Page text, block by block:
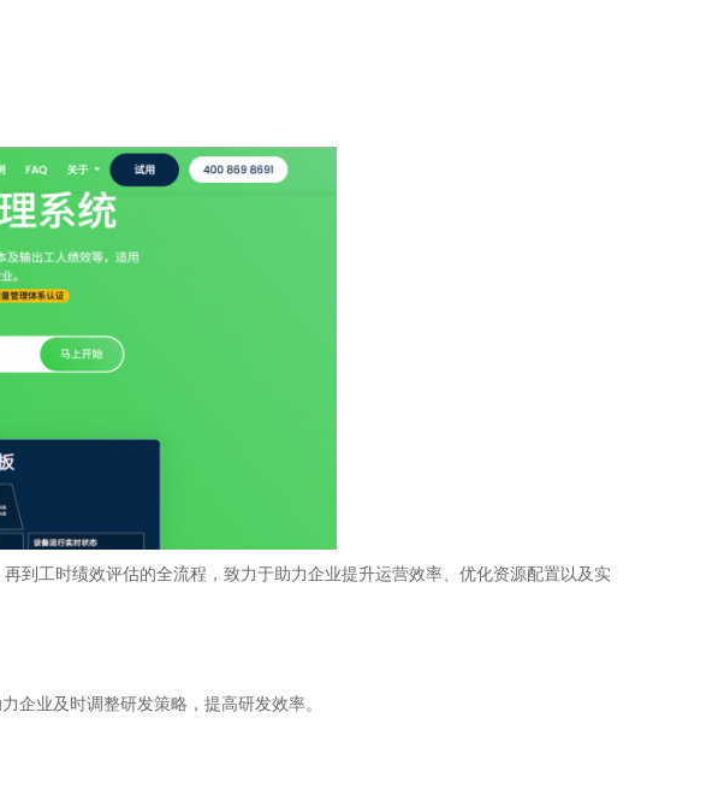
到工时绩效评估的全流程，致力于助力企业提升运营效率、优化资源配置以及实
企业及时调整研发策略，提高研发效率。